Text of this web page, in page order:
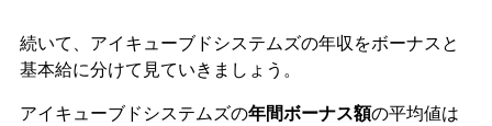
続いて、アイキューブドシステムズの年収をボーナスと
基本給に分けて見ていきましょう。
アイキューブドシステムズの年間ボーナス額の平均値は